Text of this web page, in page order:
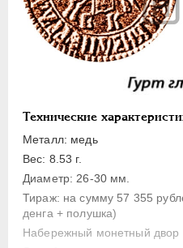
Технические
Металл: медь
Вес: 8.53 г.
Диаметр: 26-30 мм.
Тираж: на сумму 57 355
денга + полушка)
Набережный монетный двор
Для Речи Посполитой
Монетовидные жетоны
ЕКАТЕРИНА I 1725-1727
1727-1729
АННА ИОАННОВНА
ИОАНН АНТОНОВИЧ
ЕЛИЗАВЕТА
ПЕТР III 1762-1762
ЕКАТЕРИНА II 1762-1796
ПАВЕЛ I
1796-1801